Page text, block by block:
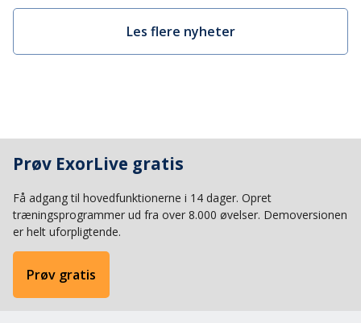
Les flere nyheter
Prøv ExorLive gratis
Få adgang til hovedfunktionerne i 14 dager. Opret
træningsprogrammer ud fra over 8.000 øvelser. Demoversionen
er helt uforpligtende.
Prøv gratis